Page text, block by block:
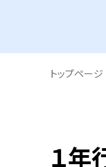
トップページ
１年